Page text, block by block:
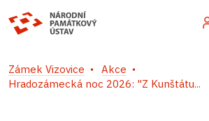
Zámek Vizovice
Akce
Hradozámecká noc 2026: "Z Kunštátu...